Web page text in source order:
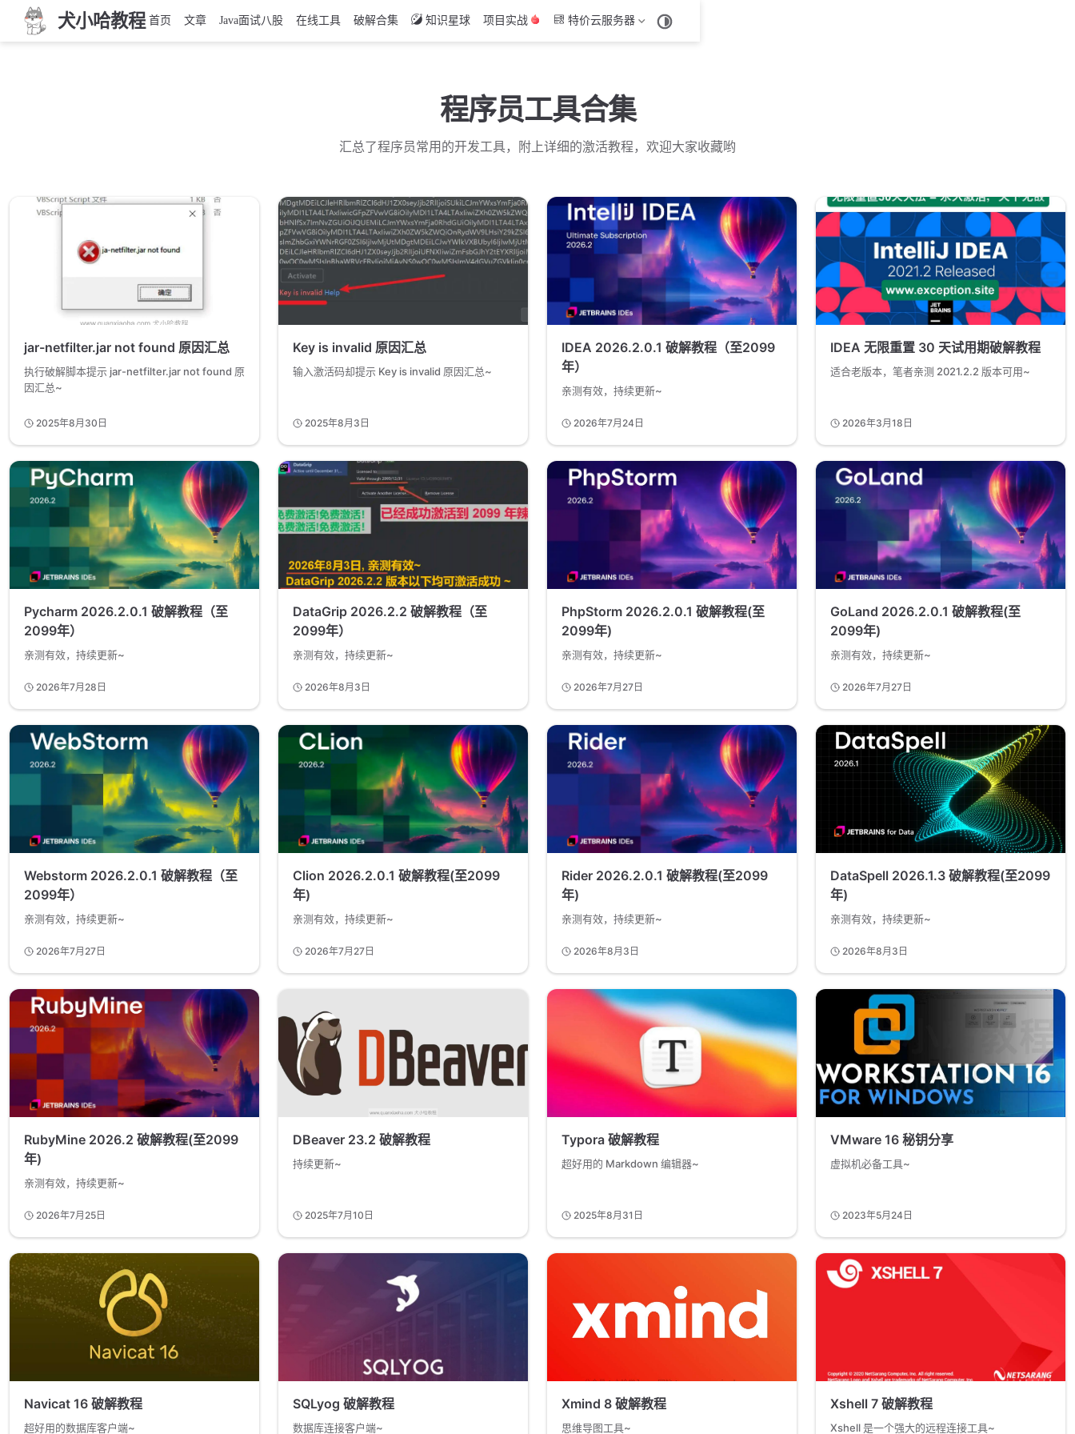
犬小哈教程 首页 文章 Java面试八股 在线工具 破解合集 知识星球 项目实战 特价云服务器
程序员工具合集
汇总了程序员常用的开发工具，附上详细的激活教程，欢迎大家收藏哟
jar-netfilter.jar not found 原因汇总
执行破解脚本提示 jar-netfilter.jar not found 原
因汇总~
2025年8月30日
Key is invalid 原因汇总
输入激活码却提示 Key is invalid 原因汇总~
2025年8月3日
IDEA 2026.2.0.1 破解教程（至2099
年）
亲测有效，持续更新~
2026年7月24日
IDEA 无限重置 30 天试用期破解教程
适合老版本，笔者亲测 2021.2.2 版本可用~
2026年3月18日
Pycharm 2026.2.0.1 破解教程（至
2099年）
亲测有效，持续更新~
2026年7月28日
DataGrip 2026.2.2 破解教程（至
2099年）
亲测有效，持续更新~
2026年8月3日
PhpStorm 2026.2.0.1 破解教程(至
2099年)
亲测有效，持续更新~
2026年7月27日
GoLand 2026.2.0.1 破解教程(至
2099年)
亲测有效，持续更新~
2026年7月27日
Webstorm 2026.2.0.1 破解教程（至
2099年）
亲测有效，持续更新~
2026年7月27日
Clion 2026.2.0.1 破解教程(至2099
年)
亲测有效，持续更新~
2026年7月27日
Rider 2026.2.0.1 破解教程(至2099
年)
亲测有效，持续更新~
2026年8月3日
DataSpell 2026.1.3 破解教程(至2099
年)
亲测有效，持续更新~
2026年8月3日
RubyMine 2026.2 破解教程(至2099
年)
亲测有效，持续更新~
2026年7月25日
DBeaver 23.2 破解教程
持续更新~
2025年7月10日
Typora 破解教程
超好用的 Markdown 编辑器~
2025年8月31日
VMware 16 秘钥分享
虚拟机必备工具~
2023年5月24日
Navicat 16 破解教程
超好用的数据库客户端~
SQLyog 破解教程
数据库连接客户端~
Xmind 8 破解教程
思维导图工具~
Xshell 7 破解教程
Xshell 是一个强大的远程连接工具~